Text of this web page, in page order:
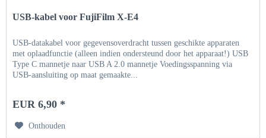
USB-kabel voor FujiFilm X-E4
USB-datakabel voor gegevensoverdracht tussen geschikte apparaten
met oplaadfunctie (alleen indien ondersteund door het apparaat!) USB
Type C mannetje naar USB A 2.0 mannetje Voedingsspanning via
USB-aansluiting op maat gemaakte...
EUR 6,90 *
Onthouden